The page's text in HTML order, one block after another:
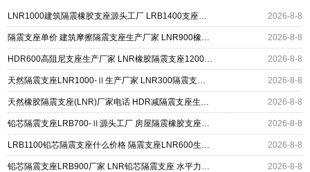
LNR1000建筑隔震橡胶支座源头工厂 LRB1400支座生产厂家 建筑水平力隔震支座厂家 2026-8-8
隔震支座单价 建筑摩擦隔震支座生产厂家 LNR900橡胶支座生产厂家 2026-8-8
HDR600高阻尼支座生产厂家 LNR橡胶隔震支座1200厂家 建筑抗震铅芯支座厂家 2026-8-8
天然隔震支座LNR1000-Ⅱ生产厂家 LNR300隔震支座多少钱 LRB300铅芯橡胶隔震支座 2026-8-8
天然橡胶隔震支座(LNR)厂家电话 HDR减隔震支座生产厂家 LNR700支座多少钱 2026-8-8
铅芯隔震支座LRB700-Ⅱ源头工厂 房屋隔震橡胶支座多少钱 LNR600建筑橡胶隔震支座多少钱 2026-8-8
LRB1100铅芯隔震支座什么价格 隔震支座LNR600生产厂家 HDR系列高阻尼隔震橡胶支座 2026-8-8
铅芯隔震支座LRB900厂家 LNR铅芯隔震支座 水平力分散力型隔震支座 2026-8-8